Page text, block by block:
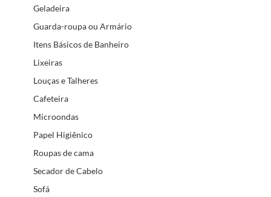
Geladeira
Guarda-roupa ou Armário
Itens Básicos de Banheiro
Lixeiras
Louças e Talheres
Cafeteira
Microondas
Papel Higiênico
Roupas de cama
Secador de Cabelo
Sofá